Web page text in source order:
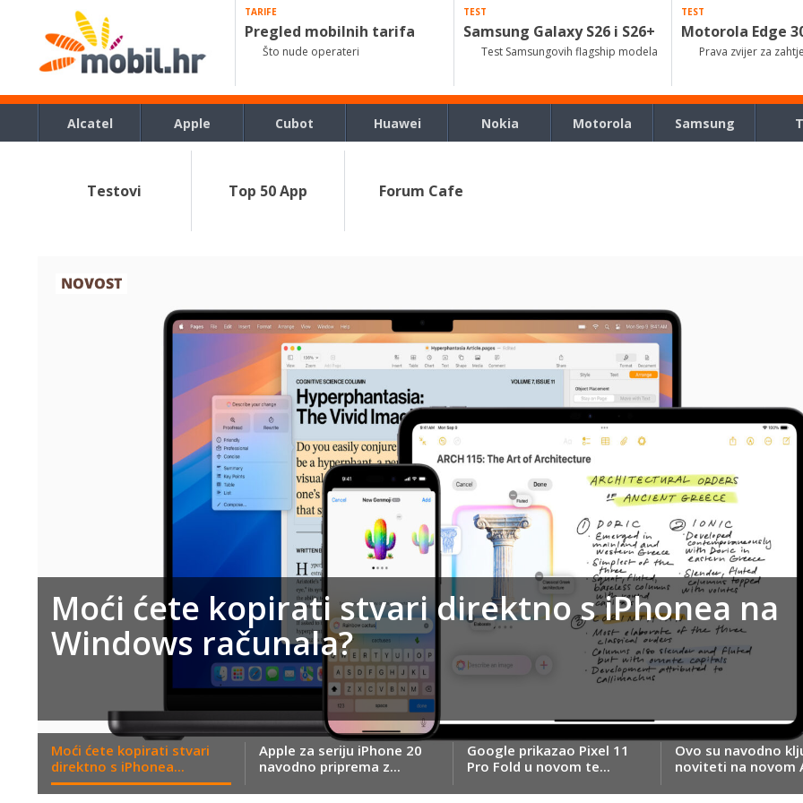
TARIFE
Pregled mobilnih tarifa
Što nude operateri
TEST
Samsung Galaxy S26 i S26+
Test Samsungovih flagship modela
TEST
Motorola Edge
Prava zvijer za
Alcatel Apple Cubot Huawei Nokia Motorola Samsung
Testovi Top 50 App Forum Cafe
Moći ćete kopirati stvari direktno s iPhonea na
Windows računala?
Moći ćete kopirati stvari
direktno s iPhonea...
Apple za seriju iPhone 20
navodno priprema z...
Google prikazao Pixel 11
Pro Fold u novom te...
Ovo su navodno
noviteti na novom